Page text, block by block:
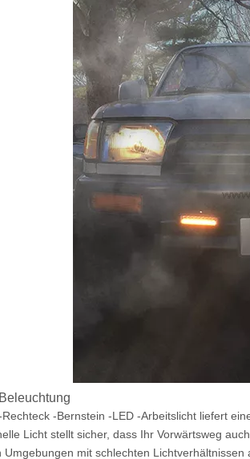
-Bernstein -LED -Arbeitslicht liefert
Licht stellt sicher, dass Ihr Vorwärtsweg
Umgebungen mit schlechten